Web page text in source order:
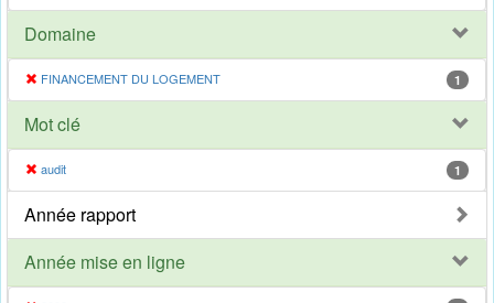
Domaine
FINANCEMENT DU LOGEMENT 1
Mot clé
audit 1
Année rapport
Année mise en ligne